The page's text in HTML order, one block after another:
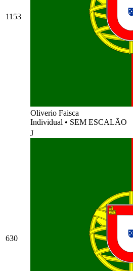
1153
Oliverio Faisca
Individual • SEM ESCALÃO
630
J